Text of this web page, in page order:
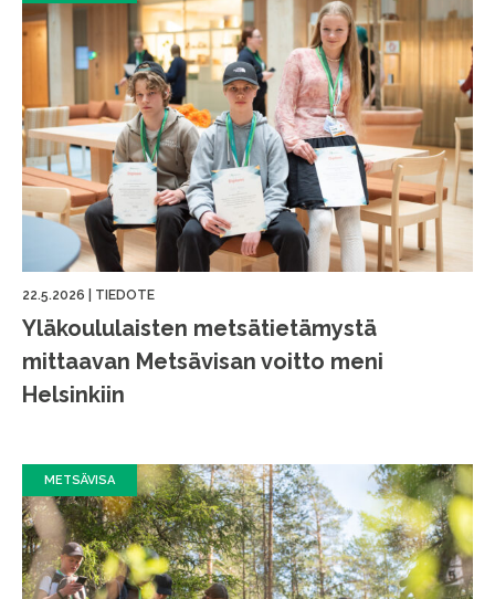
22.5.2026 TIEDOTE
Yläkoululaisten metsätietämystä
mittaavan Metsävisan voitto meni
Helsinkiin
METSÄVISA